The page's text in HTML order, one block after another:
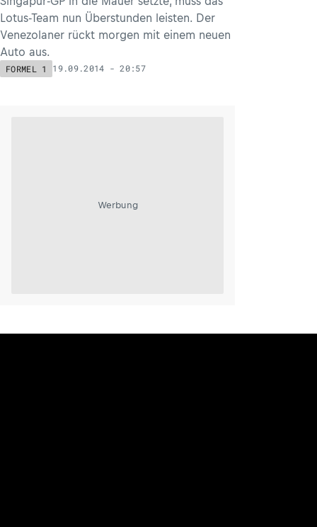
Lotus-Team nun Überstunden leisten. Der
Venezolaner rückt morgen mit einem neuen
Auto aus.
FORMEL 1 19.09.2014 - 20:57
Werbung